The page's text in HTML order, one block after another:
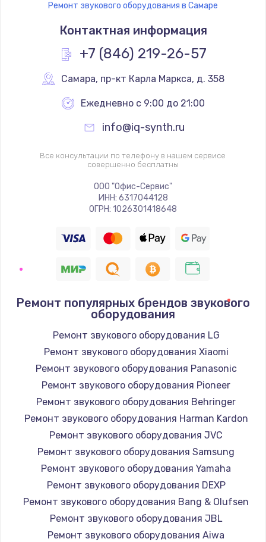
Ремонт звукового оборудования в Самаре
Контактная информация
+7 (846) 219-26-57
Самара, пр-кт Карла Маркса, д. 358
Ежедневно с 9:00 до 21:00
info@iq-synth.ru
Все консультации по телефону в нашем сервисе
совершенно бесплатны
ООО "Офис-Сервис"
ИНН: 6317044128
ОГРН: 1026301418648
Ремонт популярных брендов звукового
оборудования
Ремонт звукового оборудования LG
Ремонт звукового оборудования Xiaomi
Ремонт звукового оборудования Panasonic
Ремонт звукового оборудования Pioneer
Ремонт звукового оборудования Behringer
Ремонт звукового оборудования Harman Kardon
Ремонт звукового оборудования JVC
Ремонт звукового оборудования Samsung
Ремонт звукового оборудования Yamaha
Ремонт звукового оборудования DEXP
Ремонт звукового оборудования Bang & Olufsen
Ремонт звукового оборудования JBL
Ремонт звукового оборудования Aiwa